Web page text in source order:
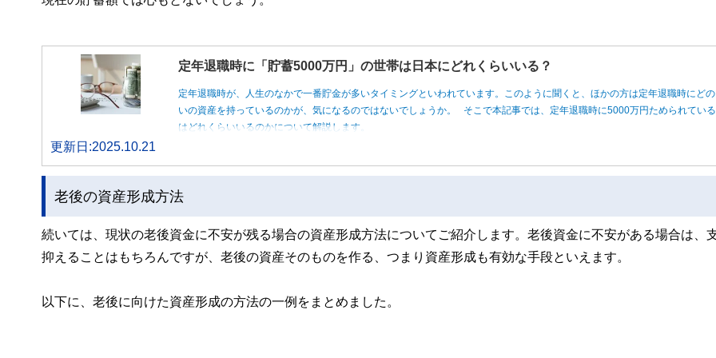
定年退職時に「貯蓄5000万円」の世帯は日本にどれくらいいる？
定年退職時が、人生のなかで一番貯金が多いタイミングといわれています。このように聞くと、ほかの方は定年退職時にどの
いの資産を持っているのかが、気になるのではないでしょうか。 そこで本記事では、定年退職時に5000万円ためられてい
はどれくらいいるのかについて解説します。
更新日:2025.10.21
老後の資産形成方法
続いては、現状の老後資金に不安が残る場合の資産形成方法についてご紹介します。老後資金に不安がある場合は、
抑えることはもちろんですが、老後の資産そのものを作る、つまり資産形成も有効な手段といえます。
以下に、老後に向けた資産形成の方法の一例をまとめました。